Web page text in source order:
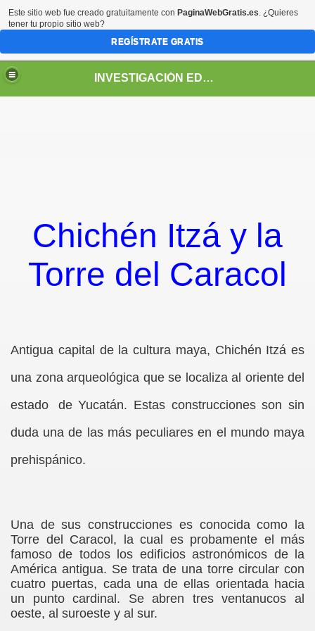
INVESTIGACIÓN EDUCATIVA. Página Personal: Rubén Belandria
Chichén Itzá y la
Torre del Caracol
Antigua capital de la cultura maya, Chichén Itzá es
una zona arqueológica que se localiza al oriente del
estado
de Yucatán. Estas construcciones son sin
duda una de las más peculiares en el mundo maya
prehispánico.
Una de sus construcciones es conocida como la
Torre del Caracol, la cual es probamente el más
famoso de todos los edificios astronómicos de la
América antigua. Se trata de una torre circular con
cuatro puertas, cada una de ellas orientada hacia
un punto cardinal. Se abren tres ventanucos al
oeste, al suroeste y al sur.
CIENTÍFICA
Este sitio web fue creado gratuitamente con PaginaWebGratis.es. ¿Quieres
tener tu propio sitio web?
REGÍSTRATE GRATIS